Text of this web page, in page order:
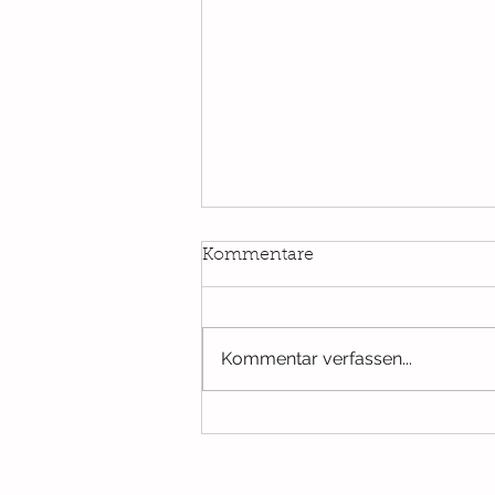
Schatten ist für alle da!
Kommentare
Kommentar verfassen...